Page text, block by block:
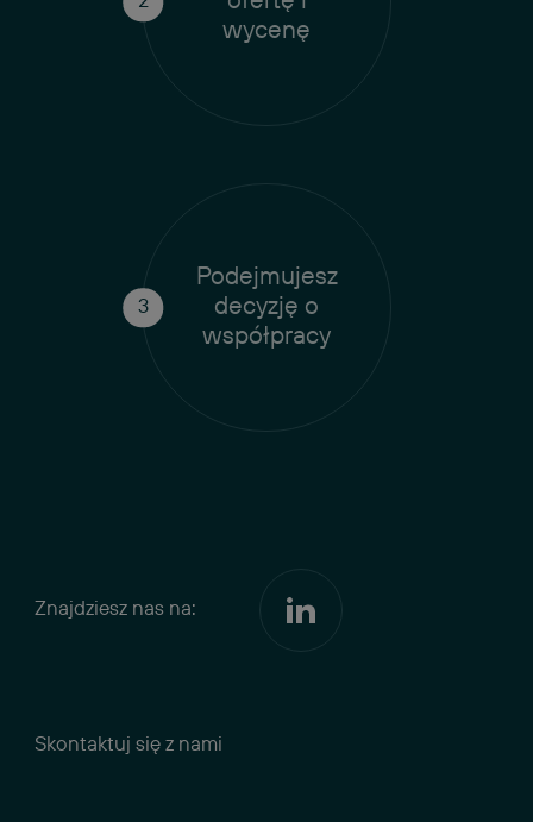
wycenę
Podejmujesz
decyzję o
współpracy
Znajdziesz nas na:
Skontaktuj się z nami